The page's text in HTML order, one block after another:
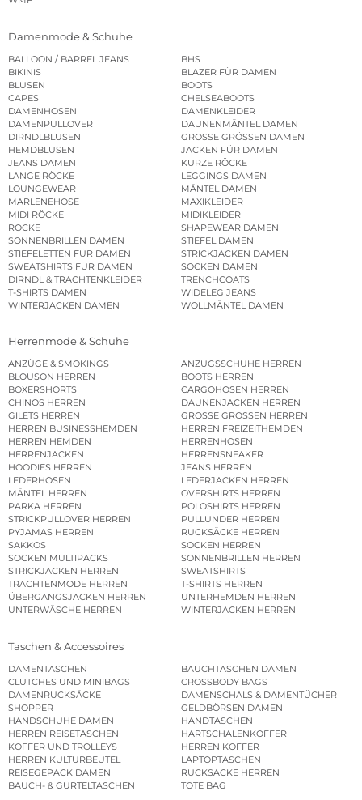
Damenmode & Schuhe
BALLOON / BARREL JEANS
BHS
BIKINIS
BLAZER FÜR DAMEN
BLUSEN
BOOTS
CAPES
CHELSEABOOTS
DAMENHOSEN
DAMENKLEIDER
DAMENPULLOVER
DAUNENMÄNTEL DAMEN
DIRNDLBLUSEN
GROSSE GRÖSSEN DAMEN
HEMDBLUSEN
JACKEN FÜR DAMEN
JEANS DAMEN
KURZE RÖCKE
LANGE RÖCKE
LEGGINGS DAMEN
LOUNGEWEAR
MÄNTEL DAMEN
MARLENEHOSE
MAXIKLEIDER
MIDI RÖCKE
MIDIKLEIDER
RÖCKE
SHAPEWEAR DAMEN
SONNENBRILLEN DAMEN
STIEFEL DAMEN
STIEFELETTEN FÜR DAMEN
STRICKJACKEN DAMEN
SWEATSHIRTS FÜR DAMEN
SOCKEN DAMEN
DIRNDL & TRACHTENKLEIDER
TRENCHCOATS
T-SHIRTS DAMEN
WIDELEG JEANS
WINTERJACKEN DAMEN
WOLLMÄNTEL DAMEN
Herrenmode & Schuhe
ANZÜGE & SMOKINGS
ANZUGSSCHUHE HERREN
BLOUSON HERREN
BOOTS HERREN
BOXERSHORTS
CARGOHOSEN HERREN
CHINOS HERREN
DAUNENJACKEN HERREN
GILETS HERREN
GROSSE GRÖSSEN HERREN
HERREN BUSINESSHEMDEN
HERREN FREIZEITHEMDEN
HERREN HEMDEN
HERRENHOSEN
HERRENJACKEN
HERRENSNEAKER
HOODIES HERREN
JEANS HERREN
LEDERHOSEN
LEDERJACKEN HERREN
MÄNTEL HERREN
OVERSHIRTS HERREN
PARKA HERREN
POLOSHIRTS HERREN
STRICKPULLOVER HERREN
PULLUNDER HERREN
PYJAMAS HERREN
RUCKSÄCKE HERREN
SAKKOS
SOCKEN HERREN
SOCKEN MULTIPACKS
SONNENBRILLEN HERREN
STRICKJACKEN HERREN
SWEATSHIRTS
TRACHTENMODE HERREN
T-SHIRTS HERREN
ÜBERGANGSJACKEN HERREN
UNTERHEMDEN HERREN
UNTERWÄSCHE HERREN
WINTERJACKEN HERREN
Taschen & Accessoires
DAMENTASCHEN
BAUCHTASCHEN DAMEN
CLUTCHES UND MINIBAGS
CROSSBODY BAGS
DAMENRUCKSÄCKE
DAMENSCHALS & DAMENTÜCHER
SHOPPER
GELDBÖRSEN DAMEN
HANDSCHUHE DAMEN
HANDTASCHEN
HERREN REISETASCHEN
HARTSCHALENKOFFER
KOFFER UND TROLLEYS
HERREN KOFFER
HERREN KULTURBEUTEL
LAPTOPTASCHEN
REISEGEPÄCK DAMEN
RUCKSÄCKE HERREN
BAUCH- & GÜRTELTASCHEN
TOTE BAG